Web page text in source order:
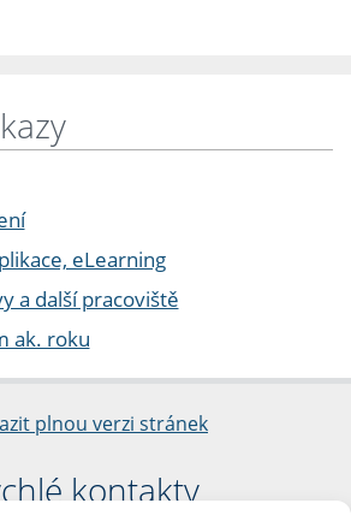
eLearning
a další pracoviště
ak. roku
plnou verzi stránek
kontakty